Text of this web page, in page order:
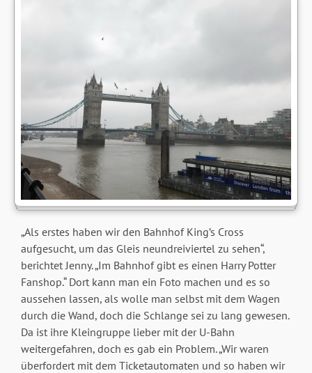
„Als erstes haben wir den Bahnhof King’s Cross
aufgesucht, um das Gleis neundreiviertel zu sehen“,
berichtet Jenny. „Im Bahnhof gibt es einen Harry Potter
Fanshop.“ Dort kann man ein Foto machen und es so
aussehen lassen, als wolle man selbst mit dem Wagen
durch die Wand, doch die Schlange sei zu lang gewesen.
Da ist ihre Kleingruppe lieber mit der U-Bahn
weitergefahren, doch es gab ein Problem. „Wir waren
überfordert mit dem Ticketautomaten und so haben wir